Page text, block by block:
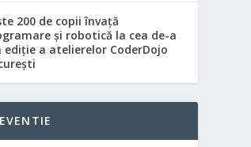
200 de copii învață
și robotică la cea de-a
ediție a atelierelor CoderDojo